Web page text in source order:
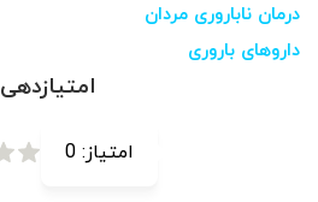
درمان ناباروری مردان
داروهای باروری
امتیازدهی
امتیاز: 0